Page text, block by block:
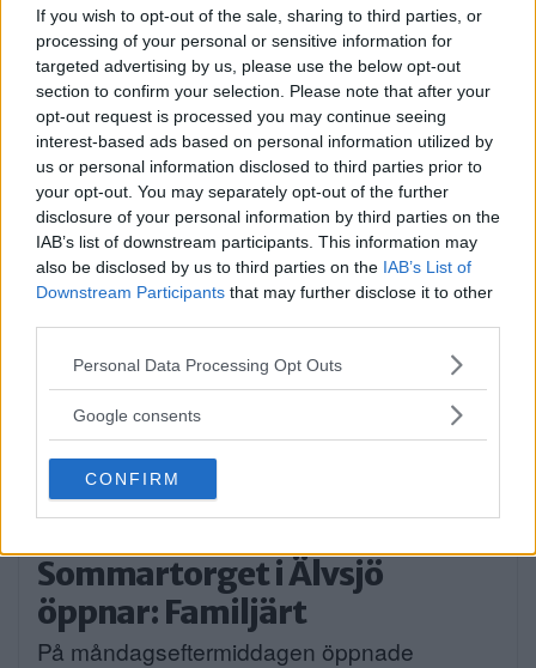
If you wish to opt-out of the sale, sharing to third parties, or
processing of your personal or sensitive information for
targeted advertising by us, please use the below opt-out
section to confirm your selection. Please note that after your
opt-out request is processed you may continue seeing
interest-based ads based on personal information utilized by
us or personal information disclosed to third parties prior to
your opt-out. You may separately opt-out of the further
disclosure of your personal information by third parties on the
IAB’s list of downstream participants. This information may
also be disclosed by us to third parties on the IAB’s List of
Downstream Participants that may further disclose it to other
Please note that this website/app uses one or more Google
not limited to your visit or usage behaviour. You may click to
use your data for below specified purposes in below Google
consent section.
Personal Data Processing Opt Outs
Google consents
CONFIRM
EXTERN PARTNER. Södra Stockholm är en
del av […]
Publicerad 05:03, 4 augusti 2026
Annons:
Sommartorget i Älvsjö
öppnar: Familjärt
På måndagseftermiddagen öppnade